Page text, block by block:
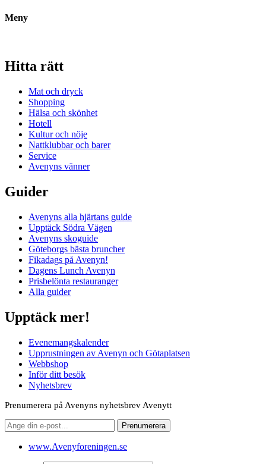
Meny
Hitta rätt
Mat och dryck
Shopping
Hälsa och skönhet
Hotell
Kultur och nöje
Nattklubbar och barer
Service
Avenyns vänner
Guider
Avenyns alla hjärtans guide
Upptäck Södra Vägen
Avenyns skoguide
Göteborgs bästa bruncher
Fikadags på Avenyn!
Dagens Lunch Avenyn
Prisbelönta restauranger
Alla guider
Upptäck mer!
Evenemangskalender
Upprustningen av Avenyn och Götaplatsen
Webbshop
Inför ditt besök
Nyhetsbrev
Prenumerera på Avenyns nyhetsbrev Avenytt
www.Avenyforeningen.se